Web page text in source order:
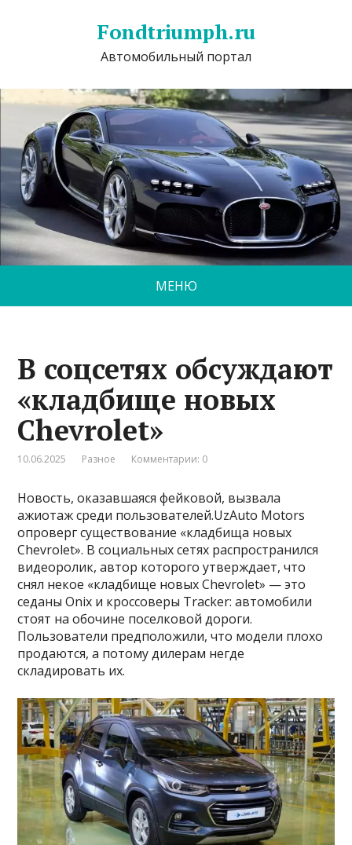
Fondtriumph.ru
Автомобильный портал
МЕНЮ
В соцсетях обсуждают
«кладбище новых
Chevrolet»
10.06.2025 Разное Комментарии: 0
Новость, оказавшаяся фейковой, вызвала
ажиотаж среди пользователей.UzAuto Motors
опроверг существование «кладбища новых
Chevrolet». В социальных сетях распространился
видеоролик, автор которого утверждает, что
снял некое «кладбище новых Chevrolet» — это
седаны Onix и кроссоверы Tracker: автомобили
стоят на обочине поселковой дороги.
Пользователи предположили, что модели плохо
продаются, а потому дилерам негде
складировать их.